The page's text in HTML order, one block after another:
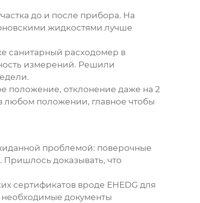
до и после прибора. На
жидкостями лучше
санитарный расходомер в
измерений. Решили
положение, отклонение даже на 2
любом положении, главное чтобы
проблемой: поверочные
доказывать, что
сертификатов вроде EHEDG для
документы